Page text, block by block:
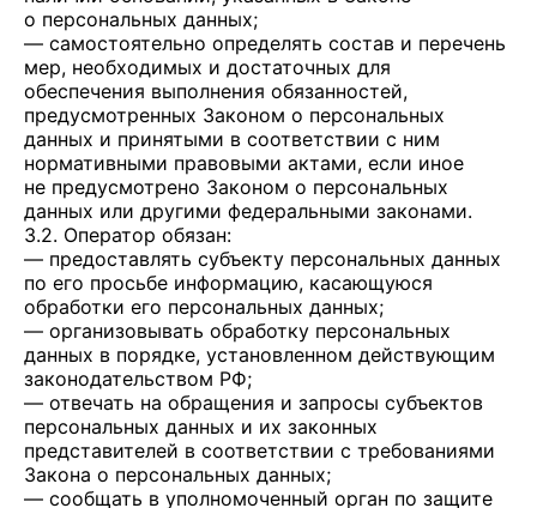
о персональных данных;
— самостоятельно определять состав и перечень
мер, необходимых и достаточных для
обеспечения выполнения обязанностей,
предусмотренных Законом о персональных
данных и принятыми в соответствии с ним
нормативными правовыми актами, если иное
не предусмотрено Законом о персональных
данных или другими федеральными законами.
3.2. Оператор обязан:
— предоставлять субъекту персональных данных
по его просьбе информацию, касающуюся
обработки его персональных данных;
— организовывать обработку персональных
данных в порядке, установленном действующим
законодательством РФ;
— отвечать на обращения и запросы субъектов
персональных данных и их законных
представителей в соответствии с требованиями
Закона о персональных данных;
— сообщать в уполномоченный орган по защите